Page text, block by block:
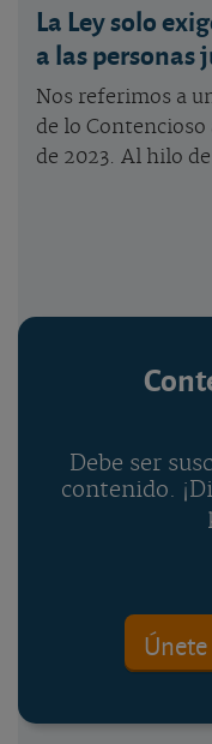
La Ley solo
a las personas
Nos referimos a
de lo
de 2023. Al hilo
Debe ser
contenido.